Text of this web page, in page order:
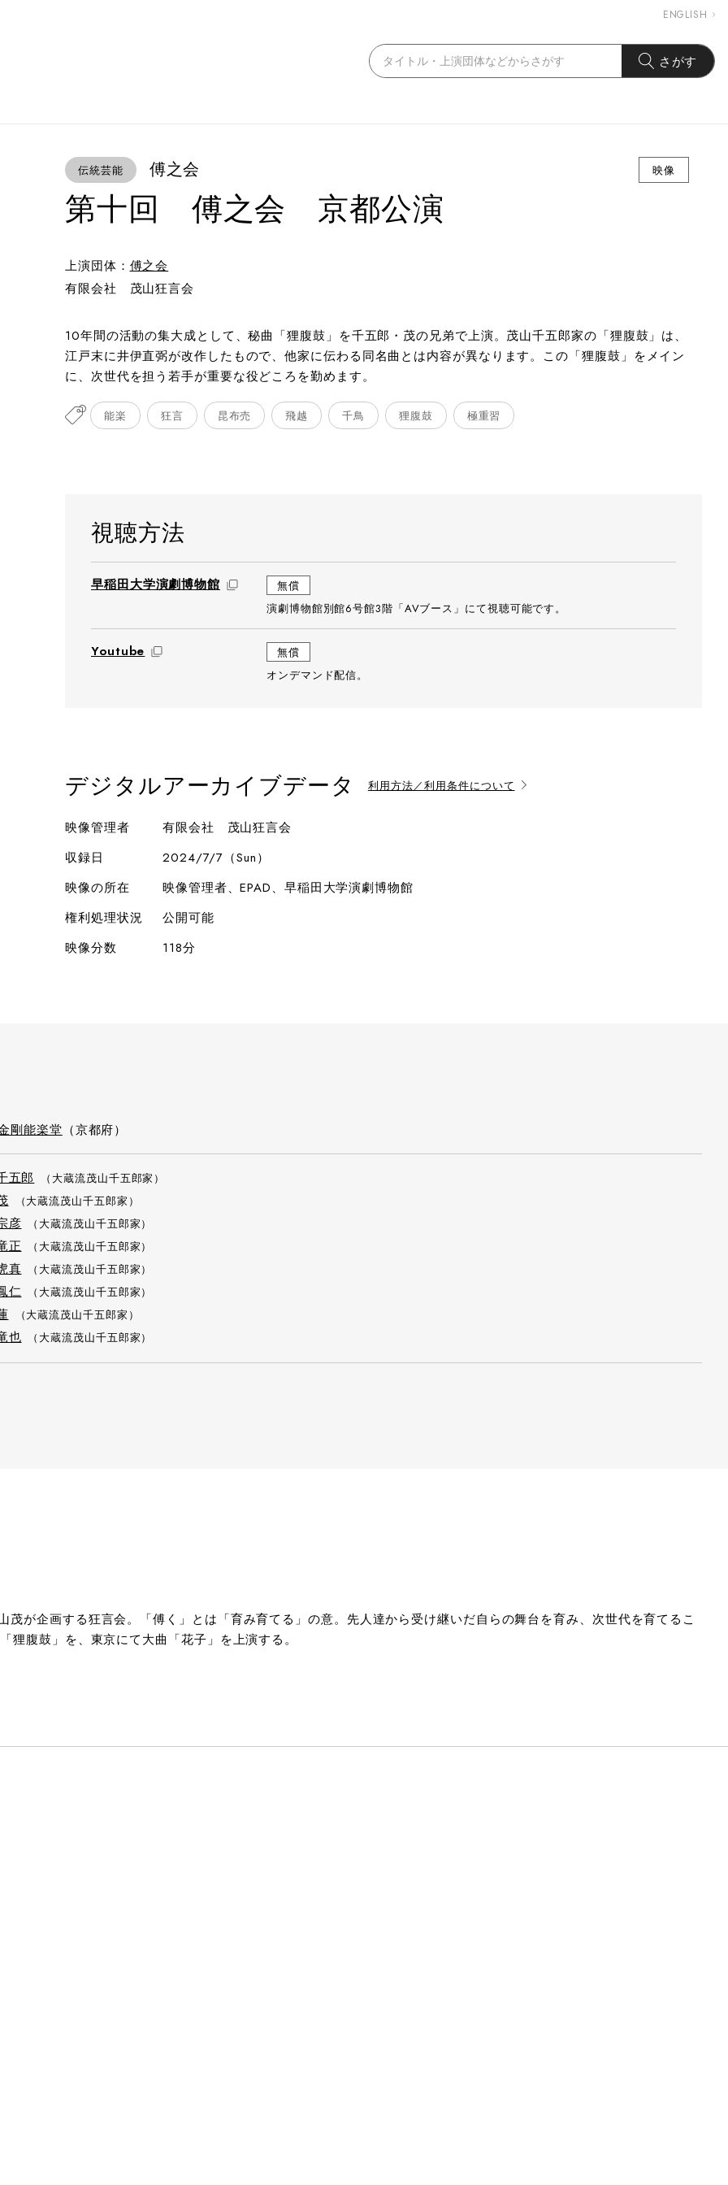
ENGLISH
さがす
伝統芸能 傅之会 映像
第十回 傅之会 京都公演
上演団体： 傅之会
有限会社 茂山狂言会
10年間の活動の集大成として、秘曲「狸腹鼓」を千五郎・茂の兄弟で上演。茂山千五郎家の「狸腹鼓」は、
江戸末に井伊直弼が改作したもので、他家に伝わる同名曲とは内容が異なります。この「狸腹鼓」をメイン
に、次世代を担う若手が重要な役どころを勤めます。
能楽 狂言 昆布売 飛越 千鳥 狸腹鼓 極重習
視聴方法
早稲田大学演劇博物館
無償
演劇博物館別館6号館3階「AVブース」にて視聴可能です。
Youtube
無償
オンデマンド配信。
デジタルアーカイブデータ 利用方法／利用条件について
映像管理者
有限会社 茂山狂言会
収録日
2024/7/7（Sun）
映像の所在
映像管理者、EPAD、早稲田大学演劇博物館
権利処理状況
公開可能
映像分数
118分
剛能楽堂 （京都府）
五郎 （大蔵流茂山千五郎家）
（大蔵流茂山千五郎家）
彦 （大蔵流茂山千五郎家）
正 （大蔵流茂山千五郎家）
真 （大蔵流茂山千五郎家）
仁 （大蔵流茂山千五郎家）
（大蔵流茂山千五郎家）
也 （大蔵流茂山千五郎家）
が企画する狂言会。「傅く」とは「育み育てる」の意。先人達から受け継いだ自らの舞台を育み、次世代を育てるこ
腹鼓」を、東京にて大曲「花子」を上演する。